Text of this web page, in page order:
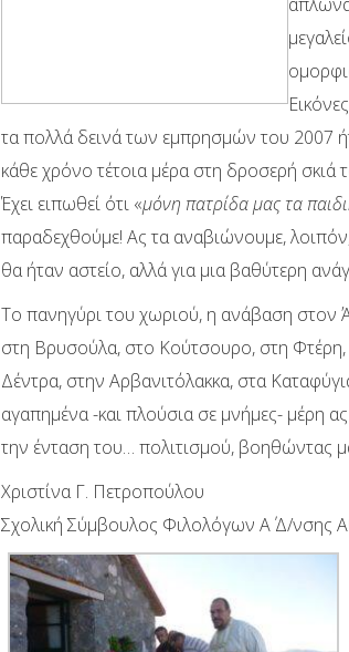
τα πολλά δεινά των εμπρησμών του 2007
κάθε χρόνο τέτοια μέρα στη δροσερή σκιά
Έχει ειπωθεί ότι «μόνη πατρίδα μας τα
παραδεχθούμε! Ας τα αναβιώνουμε,
θα ήταν αστείο, αλλά για μια βαθύτερη
Το πανηγύρι του χωριού, η ανάβαση στον
στη Βρυσούλα, στο Κούτσουρο, στη
Δέντρα, στην Αρβανιτόλακκα, στα
αγαπημένα -και πλούσια σε μνήμες- μέρη
την ένταση του… πολιτισμού, βοηθώντας
Χριστίνα Γ. Πετροπούλου
Σχολική Σύμβουλος Φιλολόγων Α΄ Δ/νσης